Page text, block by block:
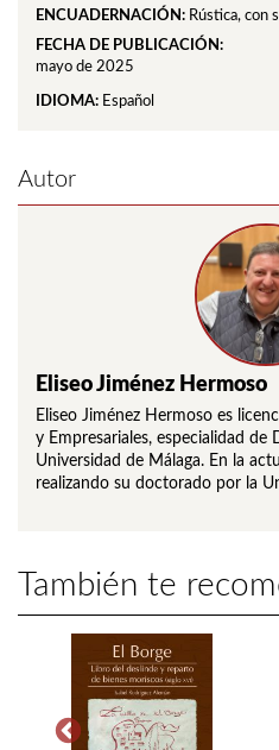
ENCUADERNACIÓN: Rústica, con
FECHA DE PUBLICACIÓN:
mayo de 2025
IDIOMA: Español
Autor
Eliseo Jiménez Hermoso
Eliseo Jiménez Hermoso es
y Empresariales, especialidad
Universidad de Málaga. En la
realizando su doctorado por la
También te